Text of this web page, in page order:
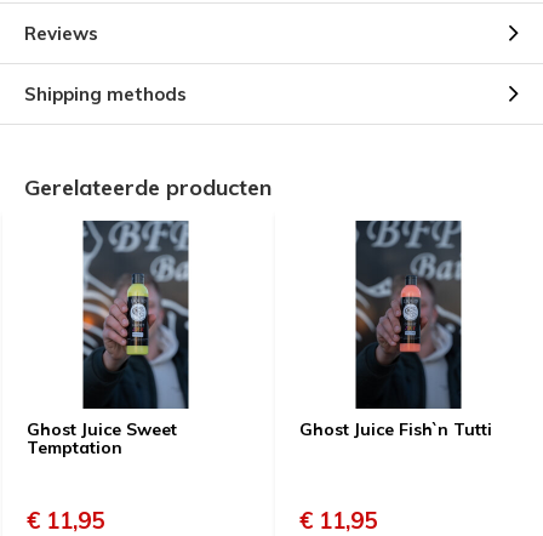
Reviews
Shipping methods
Gerelateerde producten
Ghost Juice Sweet
Temptation
€ 11,95
Ghost Juice Fish`n Tutti
€ 11,95